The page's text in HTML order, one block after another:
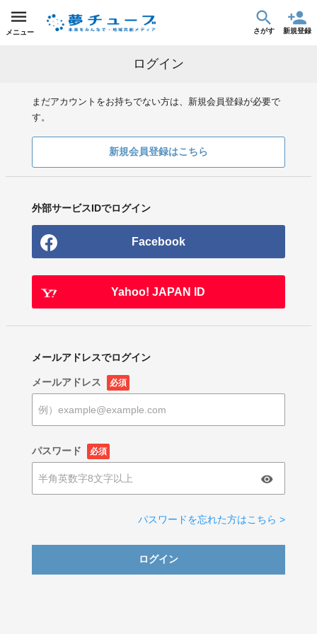
メニュー さがす 新規登録
ログイン
まだアカウントをお持ちでない方は、新規会員登録が必要で
す。
新規会員登録はこちら
外部サービスIDでログイン
Facebook
Yahoo! JAPAN ID
メールアドレスでログイン
メールアドレス 必須
パスワード 必須
パスワードを忘れた方はこちら >
ログイン